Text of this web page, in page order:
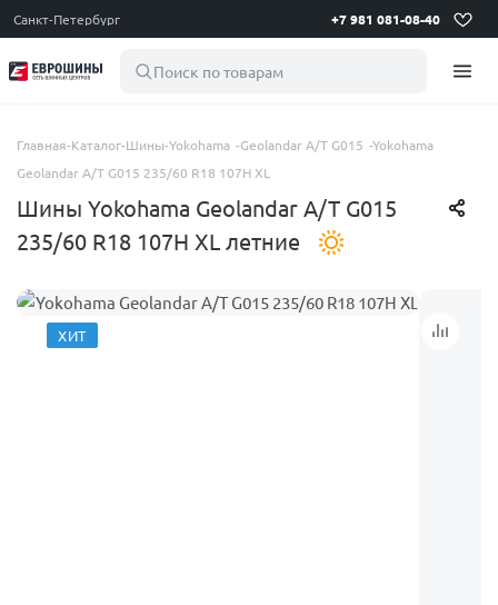
Санкт-Петербург +7 981 081-08-40
Поиск по товарам
Главная-Каталог-Шины-Yokohama -Geolandar A/T G015 -Yokohama
Geolandar A/T G015 235/60 R18 107H XL
Шины Yokohama Geolandar A/T G015
235/60 R18 107H XL летние
ХИТ